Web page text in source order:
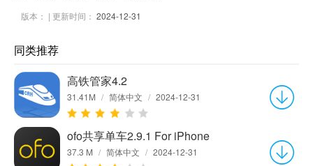
版本： | 更新时间： 2024-12-31
同类推荐
高铁管家4.2
31.41M / 简体中文 / 2024-12-31
ofo共享单车2.9.1 For iPhone
37.3 M / 简体中文 / 2024-12-31